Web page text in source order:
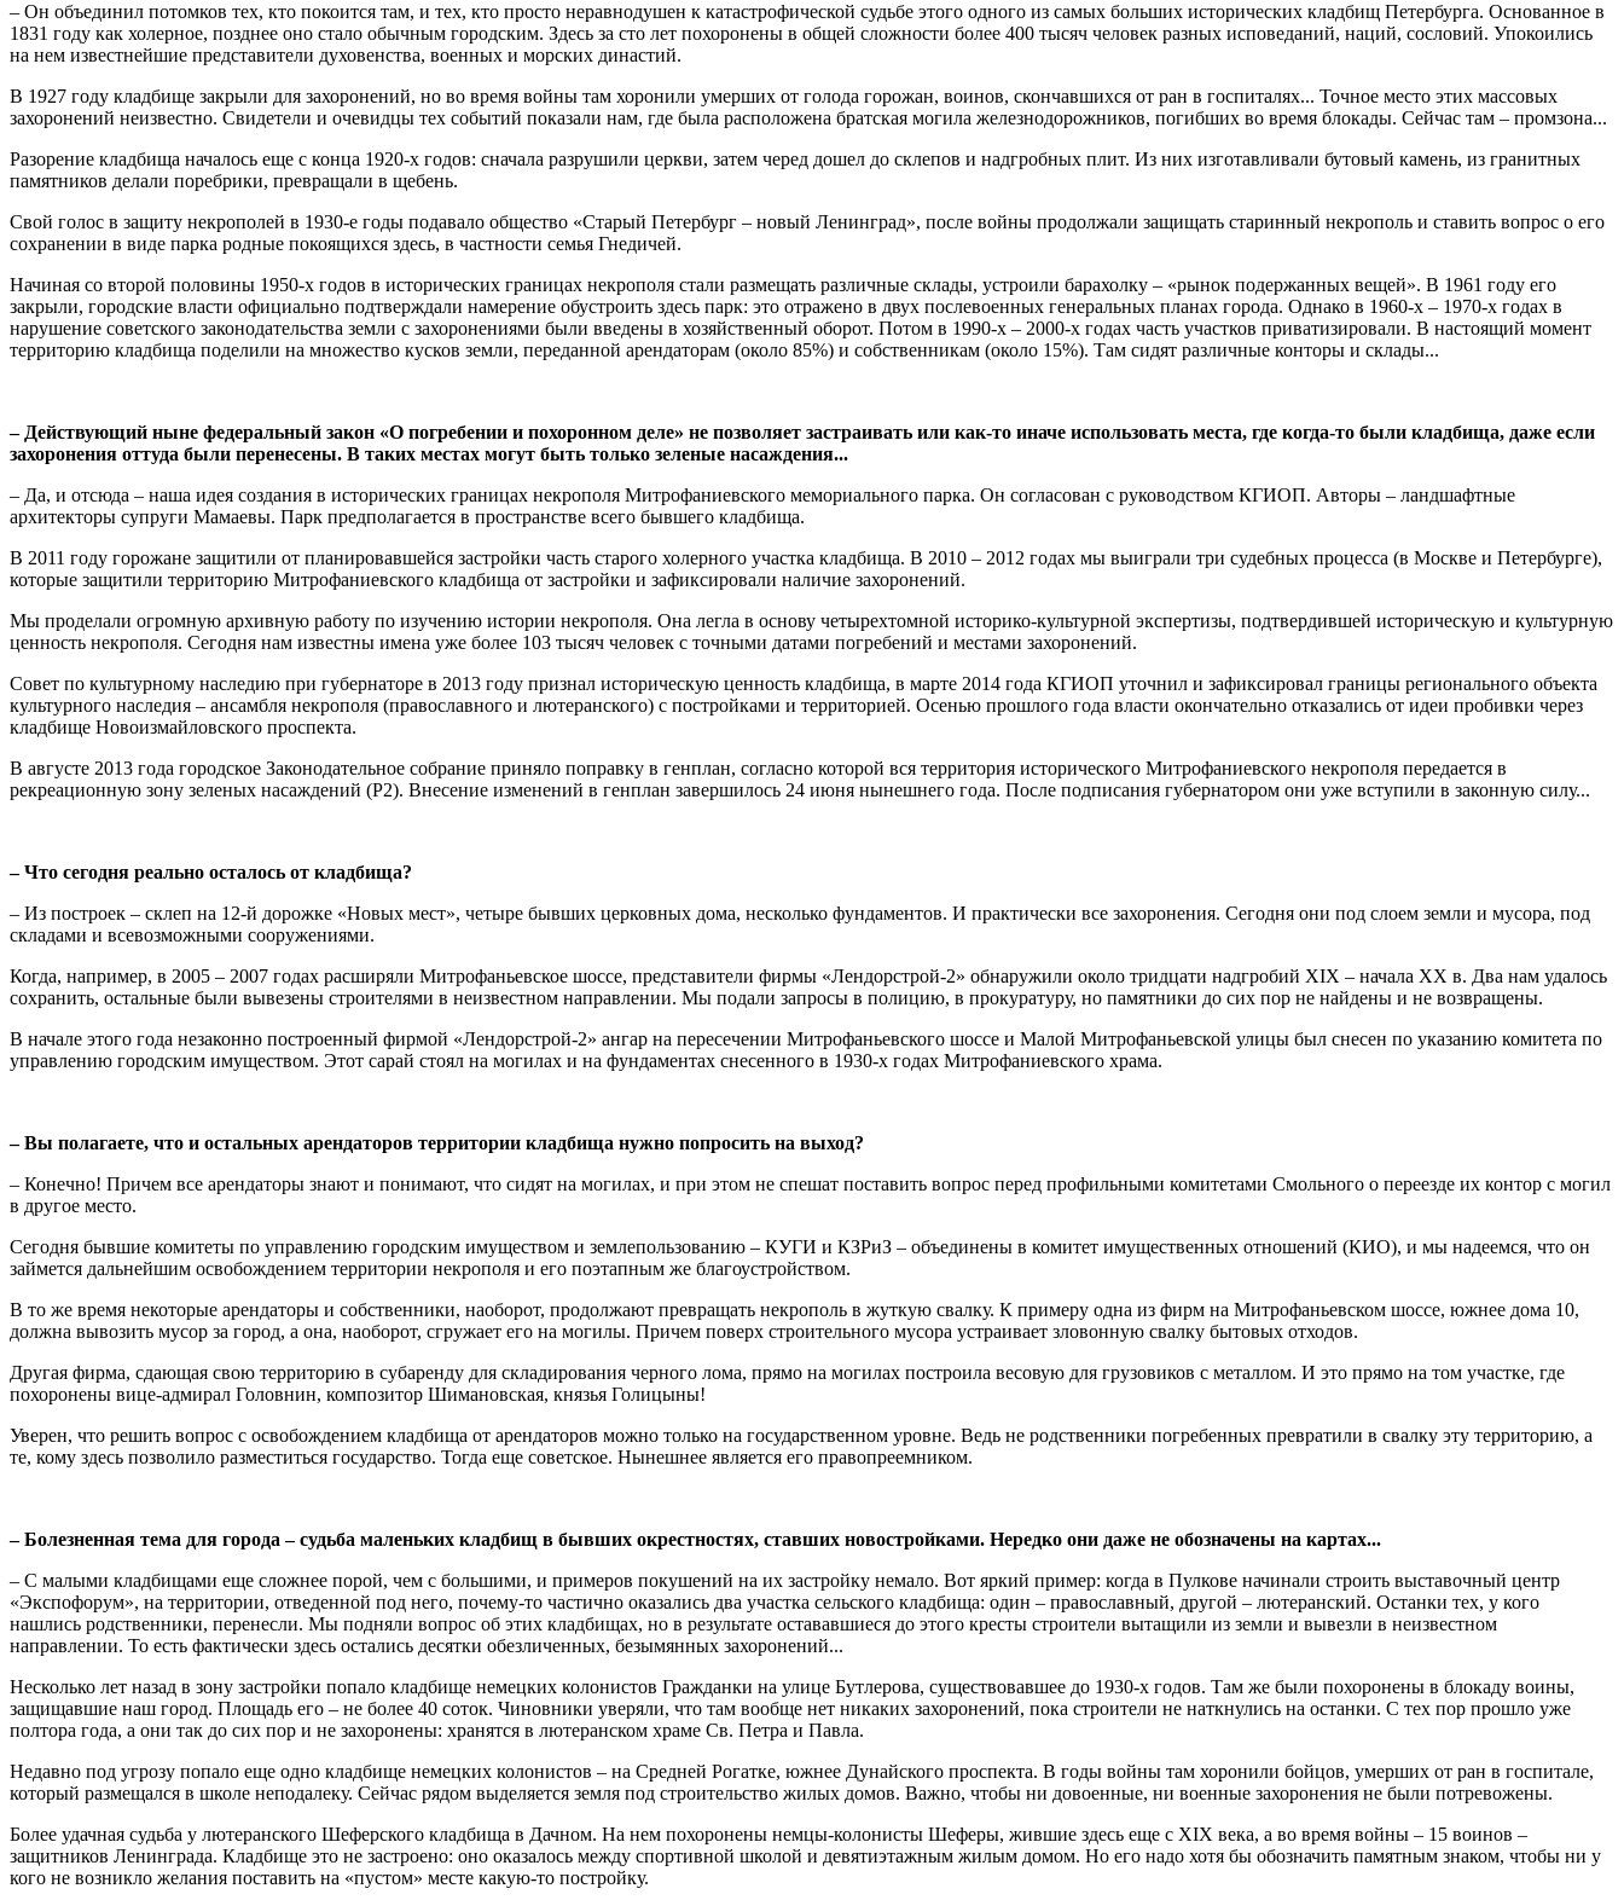
– Он объединил потомков тех, кто покоится там, и тех, кто просто неравнодушен к катастрофической судьбе этого одного из самых больших исторических кладбищ Петербурга. Основанное в
1831 году как холерное, позднее оно стало обычным городским. Здесь за сто лет похоронены в общей сложности более 400 тысяч человек разных исповеданий, наций, сословий. Упокоились
на нем известнейшие представители духовенства, военных и морских династий.
В 1927 году кладбище закрыли для захоронений, но во время войны там хоронили умерших от голода горожан, воинов, скончавшихся от ран в госпиталях... Точное место этих массовых
захоронений неизвестно. Свидетели и очевидцы тех событий показали нам, где была расположена братская могила железнодорожников, погибших во время блокады. Сейчас там – промзона...
Разорение кладбища началось еще с конца 1920-х годов: сначала разрушили церкви, затем черед дошел до склепов и надгробных плит. Из них изготавливали бутовый камень, из гранитных
памятников делали поребрики, превращали в щебень.
Свой голос в защиту некрополей в 1930-е годы подавало общество «Старый Петербург – новый Ленинград», после войны продолжали защищать старинный некрополь и ставить вопрос о его
сохранении в виде парка родные покоящихся здесь, в частности семья Гнедичей.
Начиная со второй половины 1950-х годов в исторических границах некрополя стали размещать различные склады, устроили барахолку – «рынок подержанных вещей». В 1961 году его
закрыли, городские власти официально подтверждали намерение обустроить здесь парк: это отражено в двух послевоенных генеральных планах города. Однако в 1960-х – 1970-х годах в
нарушение советского законодательства земли с захоронениями были введены в хозяйственный оборот. Потом в 1990-х – 2000-х годах часть участков приватизировали. В настоящий момент
территорию кладбища поделили на множество кусков земли, переданной арендаторам (около 85%) и собственникам (около 15%). Там сидят различные конторы и склады...
– Действующий ныне федеральный закон «О погребении и похоронном деле» не позволяет застраивать или как-то иначе использовать места, где когда-то были кладбища, даже если
захоронения оттуда были перенесены. В таких местах могут быть только зеленые насаждения...
– Да, и отсюда – наша идея создания в исторических границах некрополя Митрофаниевского мемориального парка. Он согласован с руководством КГИОП. Авторы – ландшафтные
архитекторы супруги Мамаевы. Парк предполагается в пространстве всего бывшего кладбища.
В 2011 году горожане защитили от планировавшейся застройки часть старого холерного участка кладбища. В 2010 – 2012 годах мы выиграли три судебных процесса (в Москве и Петербурге),
которые защитили территорию Митрофаниевского кладбища от застройки и зафиксировали наличие захоронений.
Мы проделали огромную архивную работу по изучению истории некрополя. Она легла в основу четырехтомной историко-культурной экспертизы, подтвердившей историческую и культурную
ценность некрополя. Сегодня нам известны имена уже более 103 тысяч человек с точными датами погребений и местами захоронений.
Совет по культурному наследию при губернаторе в 2013 году признал историческую ценность кладбища, в марте 2014 года КГИОП уточнил и зафиксировал границы регионального объекта
культурного наследия – ансамбля некрополя (православного и лютеранского) с постройками и территорией. Осенью прошлого года власти окончательно отказались от идеи пробивки через
кладбище Новоизмайловского проспекта.
В августе 2013 года городское Законодательное собрание приняло поправку в генплан, согласно которой вся территория исторического Митрофаниевского некрополя передается в
рекреационную зону зеленых насаждений (Р2). Внесение изменений в генплан завершилось 24 июня нынешнего года. После подписания губернатором они уже вступили в законную силу...
– Что сегодня реально осталось от кладбища?
– Из построек – склеп на 12-й дорожке «Новых мест», четыре бывших церковных дома, несколько фундаментов. И практически все захоронения. Сегодня они под слоем земли и мусора, под
складами и всевозможными сооружениями.
Когда, например, в 2005 – 2007 годах расширяли Митрофаньевское шоссе, представители фирмы «Лендорстрой-2» обнаружили около тридцати надгробий XIX – начала XX в. Два нам удалось
сохранить, остальные были вывезены строителями в неизвестном направлении. Мы подали запросы в полицию, в прокуратуру, но памятники до сих пор не найдены и не возвращены.
В начале этого года незаконно построенный фирмой «Лендорстрой-2» ангар на пересечении Митрофаньевского шоссе и Малой Митрофаньевской улицы был снесен по указанию комитета по
управлению городским имуществом. Этот сарай стоял на могилах и на фундаментах снесенного в 1930-х годах Митрофаниевского храма.
– Вы полагаете, что и остальных арендаторов территории кладбища нужно попросить на выход?
– Конечно! Причем все арендаторы знают и понимают, что сидят на могилах, и при этом не спешат поставить вопрос перед профильными комитетами Смольного о переезде их контор с могил
в другое место.
Сегодня бывшие комитеты по управлению городским имуществом и землепользованию – КУГИ и КЗРиЗ – объединены в комитет имущественных отношений (КИО), и мы надеемся, что он
займется дальнейшим освобождением территории некрополя и его поэтапным же благоустройством.
В то же время некоторые арендаторы и собственники, наоборот, продолжают превращать некрополь в жуткую свалку. К примеру одна из фирм на Митрофаньевском шоссе, южнее дома 10,
должна вывозить мусор за город, а она, наоборот, сгружает его на могилы. Причем поверх строительного мусора устраивает зловонную свалку бытовых отходов.
Другая фирма, сдающая свою территорию в субаренду для складирования черного лома, прямо на могилах построила весовую для грузовиков с металлом. И это прямо на том участке, где
похоронены вице-адмирал Головнин, композитор Шимановская, князья Голицыны!
Уверен, что решить вопрос с освобождением кладбища от арендаторов можно только на государственном уровне. Ведь не родственники погребенных превратили в свалку эту территорию, а
те, кому здесь позволило разместиться государство. Тогда еще советское. Нынешнее является его правопреемником.
– Болезненная тема для города – судьба маленьких кладбищ в бывших окрестностях, ставших новостройками. Нередко они даже не обозначены на картах...
– С малыми кладбищами еще сложнее порой, чем с большими, и примеров покушений на их застройку немало. Вот яркий пример: когда в Пулкове начинали строить выставочный центр
«Экспофорум», на территории, отведенной под него, почему-то частично оказались два участка сельского кладбища: один – православный, другой – лютеранский. Останки тех, у кого
нашлись родственники, перенесли. Мы подняли вопрос об этих кладбищах, но в результате остававшиеся до этого кресты строители вытащили из земли и вывезли в неизвестном
направлении. То есть фактически здесь остались десятки обезличенных, безымянных захоронений...
Несколько лет назад в зону застройки попало кладбище немецких колонистов Гражданки на улице Бутлерова, существовавшее до 1930-х годов. Там же были похоронены в блокаду воины,
защищавшие наш город. Площадь его – не более 40 соток. Чиновники уверяли, что там вообще нет никаких захоронений, пока строители не наткнулись на останки. С тех пор прошло уже
полтора года, а они так до сих пор и не захоронены: хранятся в лютеранском храме Св. Петра и Павла.
Недавно под угрозу попало еще одно кладбище немецких колонистов – на Средней Рогатке, южнее Дунайского проспекта. В годы войны там хоронили бойцов, умерших от ран в госпитале,
который размещался в школе неподалеку. Сейчас рядом выделяется земля под строительство жилых домов. Важно, чтобы ни довоенные, ни военные захоронения не были потревожены.
Более удачная судьба у лютеранского Шеферского кладбища в Дачном. На нем похоронены немцы-колонисты Шеферы, жившие здесь еще с XIX века, а во время войны – 15 воинов –
защитников Ленинграда. Кладбище это не застроено: оно оказалось между спортивной школой и девятиэтажным жилым домом. Но его надо хотя бы обозначить памятным знаком, чтобы ни у
кого не возникло желания поставить на «пустом» месте какую-то постройку.